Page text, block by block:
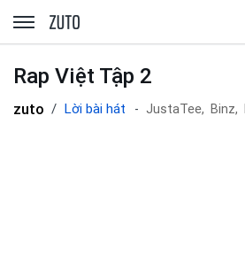
zuto.vn
Rap Việt Tập 2
zuto Lời bài hát JustaTee, Binz,